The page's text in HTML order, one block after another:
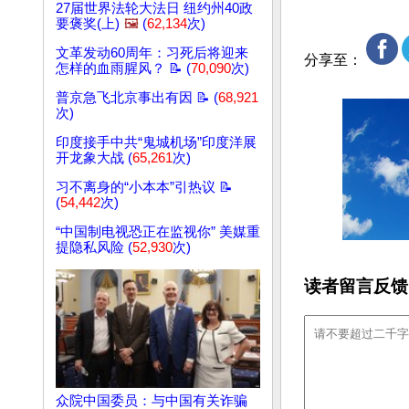
27届世界法轮大法日 纽约州40政
要褒奖(上) 🖼️ (62,134次)
文革发动60周年：习死后将迎来
怎样的血雨腥风？ 📝 (70,090次)
普京急飞北京事出有因 📝 (68,921
次)
印度接手中共“鬼城机场”印度洋展
开龙象大战 (65,261次)
习不离身的“小本本”引热议 📝
(54,442次)
“中国制电视恐正在监视你” 美媒重
提隐私风险 (52,930次)
众院中国委员：与中国有关诈骗
分享至：
读者留言反